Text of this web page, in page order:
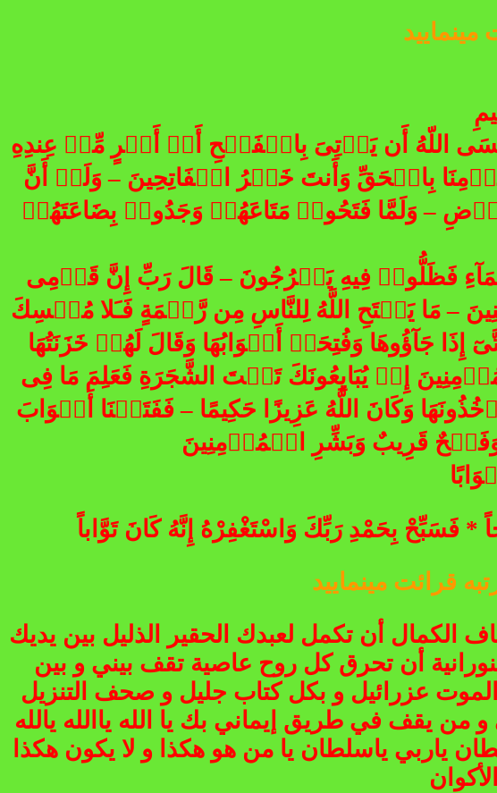
اللّهُ أَن يَأۡتِىَ بِالۡفَتۡحِ أَوۡ أَمۡرٍ مِّنۡ عِندِهِ
بِالۡحَقِّ وَأَنتَ خَيۡرُ الۡفَاتِحِينَ – وَلَوۡ أَنَّ
– وَلَمَّا فَتَحُوا۟ مَتَاعَهُمۡ وَجَدُوا۟ بِضَاعَتَهُمۡ
فَظَلُّوا۟ فِيهِ يَعۡرُجُونَ – قَالَ رَبِّ إِنَّ قَوۡمِى
مَا يَفۡتَحِ اللَّهُ لِلنَّاسِ مِن رَّحۡمَةٍ فَـَلا مُمۡسِكَ
جَآؤُوهَا وَفُتِحَتۡ أَبۡوَابُهَا وَقَالَ لَهُمۡ خَزَنَتُهَا
إِذۡ يُبَايِعُونَكَ تَحۡتَ الشَّجَرَةِ فَعَلِمَ مَا فِى
وَكَانَ اللَّهُ عَزِيزًا حَكِيمًا – فَفَتَحۡنَا أَبۡوَابَ
وَفَتۡحٌ قَرِيبٌ وَبَشِّرِ الۡمُؤۡمِنِينَ
* فَسَبِّحْ بِحَمْدِ رَبِّكَ وَاسْتَغْفِرْهُ إِنَّهُ كَانَ تَوَّاباً
الكمال أن تكمل لعبدك الحقير الذليل بين يديك
أن تحرق كل روح عاصية تقف بيني و بين
عزرائيل و بكل كتاب جليل و صحف التنزيل
يقف في طريق إيماني بك يا الله ياالله يالله
ياسلطان يا من هو هكذا و لا يكون هكذا